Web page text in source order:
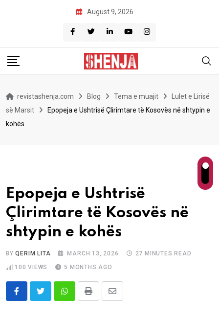
August 9, 2026
revistashenja.com Blog Tema e muajit
Lulet e Lirisë
së Marsit
Epopeja e Ushtrisë Çlirimtare të Kosovës në shtypin e
kohës
Epopeja e Ushtrisë
Çlirimtare të Kosovës në
shtypin e kohës
BYQERIM LITA MARCH 13, 2026
27 MINUTES READ
100 VIEWS 5 MONTHS AGO
WhatsappPrint
Share